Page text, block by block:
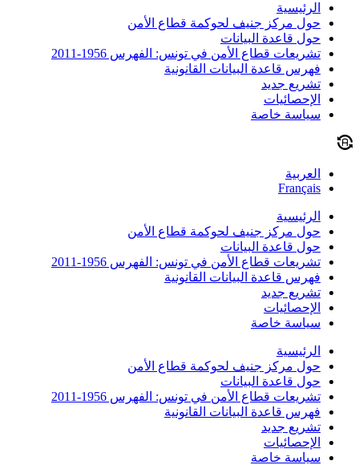
الرئيسية
حول مركز جنيف لحوكمة قطاع الأمن
حول قاعدة البيانات
تشريعات قطاع الأمن في تونس: الفهرس 1956-2011
فهرس قاعدة البيانات القانونية
تشريع جديد
الإحصائيات
سياسة خاصة
العربية
Français
الرئيسية
حول مركز جنيف لحوكمة قطاع الأمن
حول قاعدة البيانات
تشريعات قطاع الأمن في تونس: الفهرس 1956-2011
فهرس قاعدة البيانات القانونية
تشريع جديد
الإحصائيات
سياسة خاصة
الرئيسية
حول مركز جنيف لحوكمة قطاع الأمن
حول قاعدة البيانات
تشريعات قطاع الأمن في تونس: الفهرس 1956-2011
فهرس قاعدة البيانات القانونية
تشريع جديد
الإحصائيات
سياسة خاصة